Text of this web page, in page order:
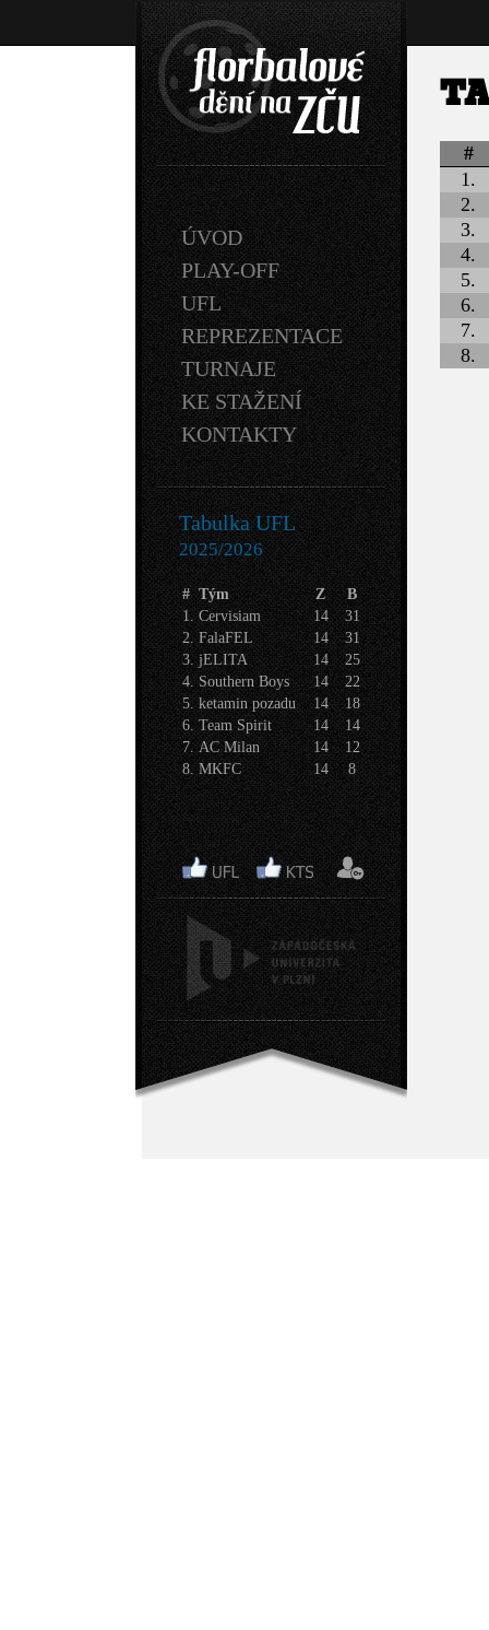
ÚVOD
PLAY-OFF
UFL
REPREZENTACE
TURNAJE
KE STAŽENÍ
KONTAKTY
Tabulka UFL
2025/2026
# Tým Z
B
1. Cervisiam 14
31
2. FalaFEL 14
31
3. jELITA 14
25
4. Southern Boys 14
22
5. ketamin pozadu 14
18
6. Team Spirit 14
14
7. AC Milan 14
12
8. MKFC 14 8
#
1.
2.
3.
4.
5.
6.
7.
8.